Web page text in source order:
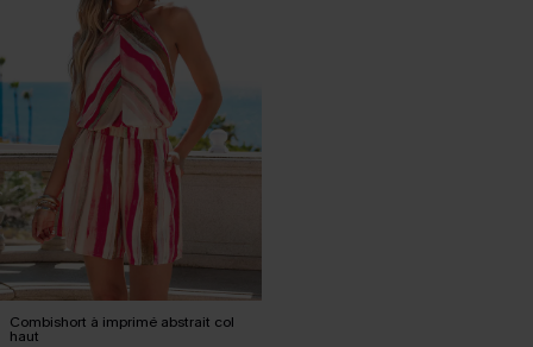
Combishort à imprimé abstrait col
haut